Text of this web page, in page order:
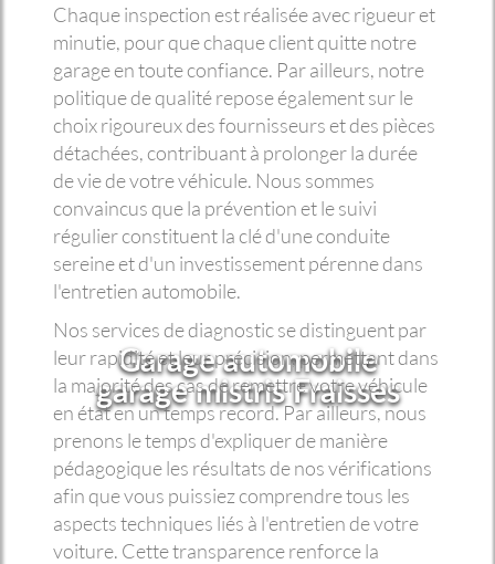
Garage automobile
garage mistris Fraisses
Chaque inspection est réalisée avec rigueur et
minutie, pour que chaque client quitte notre
garage en toute confiance. Par ailleurs, notre
politique de qualité repose également sur le
choix rigoureux des fournisseurs et des pièces
détachées, contribuant à prolonger la durée
de vie de votre véhicule. Nous sommes
convaincus que la prévention et le suivi
régulier constituent la clé d'une conduite
sereine et d'un investissement pérenne dans
l'entretien automobile.
Nos services de diagnostic se distinguent par
leur rapidité et leur précision, permettant dans
la majorité des cas de remettre votre véhicule
en état en un temps record. Par ailleurs, nous
prenons le temps d'expliquer de manière
pédagogique les résultats de nos vérifications
afin que vous puissiez comprendre tous les
aspects techniques liés à l'entretien de votre
voiture. Cette transparence renforce la